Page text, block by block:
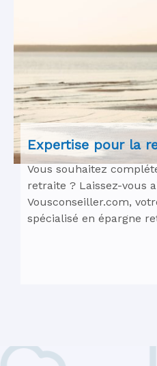
Expertise pour la
Vous souhaitez
retraite ? Laissez-vous
Vousconseiller.com,
spécialisé en épargne